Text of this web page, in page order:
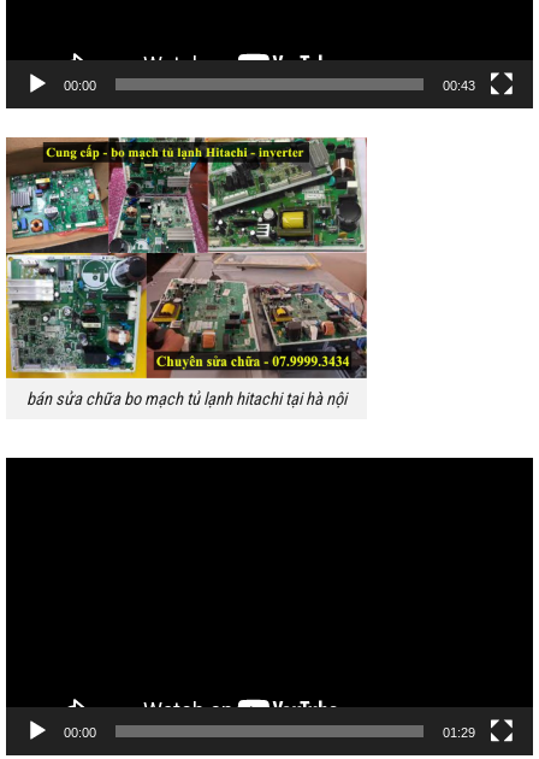
00:00 00:43
bán sửa chữa bo mạch tủ lạnh hitachi tại hà nội
00:00 01:29